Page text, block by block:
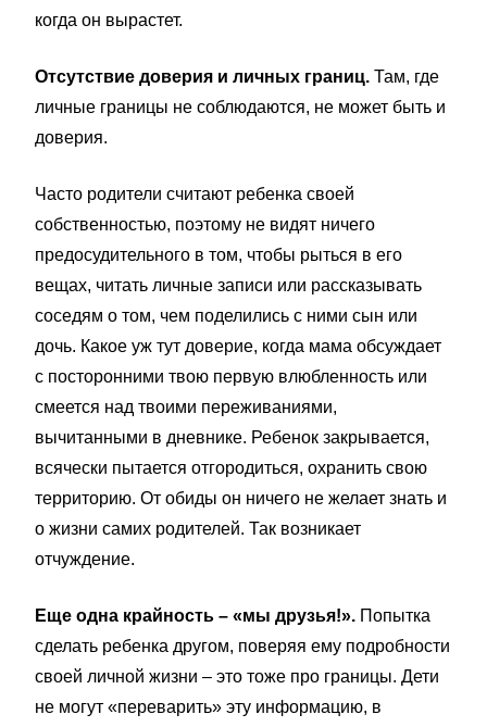
когда он вырастет.
Отсутствие доверия и личных границ. Там, где
личные границы не соблюдаются, не может быть и
доверия.
Часто родители считают ребенка своей
собственностью, поэтому не видят ничего
предосудительного в том, чтобы рыться в его
вещах, читать личные записи или рассказывать
соседям о том, чем поделились с ними сын или
дочь. Какое уж тут доверие, когда мама обсуждает
с посторонними твою первую влюбленность или
смеется над твоими переживаниями,
вычитанными в дневнике. Ребенок закрывается,
всячески пытается отгородиться, охранить свою
территорию. От обиды он ничего не желает знать и
о жизни самих родителей. Так возникает
отчуждение.
Еще одна крайность – «мы друзья!». Попытка
сделать ребенка другом, поверяя ему подробности
своей личной жизни – это тоже про границы. Дети
не могут «переварить» эту информацию, в